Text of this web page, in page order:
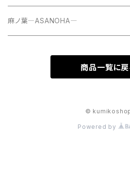
麻ノ葉―ASANOHA―
商品一覧に戻
©
Powered by